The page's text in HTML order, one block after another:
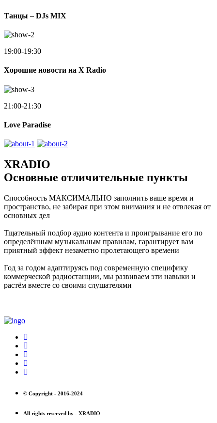
Танцы – DJs MIX
19:00-19:30
Хорошие новости на X Radio
21:00-21:30
Love Paradise
XRADIO
Основные отличительные пункты
Способность МАКСИМАЛЬНО заполнить ваше время и
пространство, не забирая при этом внимания и не отвлекая от
основных дел
Тщательный подбор аудио контента и проигрывание его по
определённым музыкальным правилам, гарантирует вам
приятный эффект незаметно пролетающего времени
Год за годом адаптируясь под современную специфику
коммерческой радиостанции, мы развиваем эти навыки и
растём вместе со своими слушателями
© Copyright - 2016-2024
All rights reserved by - XRADIO